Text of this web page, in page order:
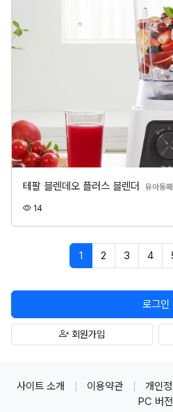
테팔 블렌데오 플러스 블렌더 유아동
14조회
1 페이지 현재
2 3 4
로그인
회원가입
사이트 소개 이용약관 개인
PC 버전